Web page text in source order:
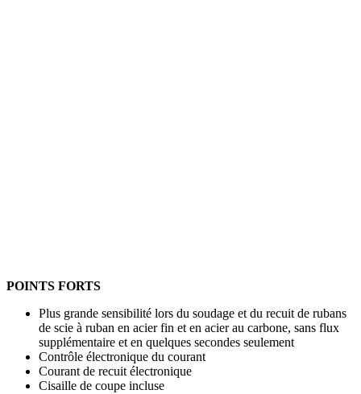
POINTS FORTS
Plus grande sensibilité lors du soudage et du recuit de rubans
de scie à ruban en acier fin et en acier au carbone, sans flux
supplémentaire et en quelques secondes seulement
Contrôle électronique du courant
Courant de recuit électronique
Cisaille de coupe incluse